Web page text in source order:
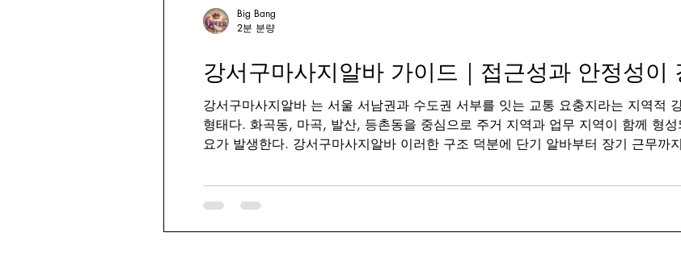
강서구마사지알바 가이드｜접근성과 안정성이
강서구마사지알바 는 서울 서남권과 수도권 서부를 잇는 교통 요충지라는 지역적
형태다. 화곡동, 마곡, 발산, 등촌동을 중심으로 주거 지역과 업무 지역이 함께 형성
요가 발생한다. 강서구마사지알바 이러한 구조 덕분에 단기 알바부터 장기 근무까
영 매장이 많고, 관리 목적의 마사지 수요가 안정적으로 유지된다. 꿀알바 특히 화곡동과 발산·마곡 일대는 직장인과 거주민이 혼합
된 구조로 오후부터 야간까지 수요 흐름이 자연스럽게 이어진다. 마곡지구는 오피
Big Bang
2분 분량